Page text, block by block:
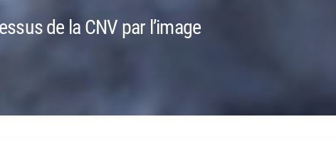
de la CNV par l’image